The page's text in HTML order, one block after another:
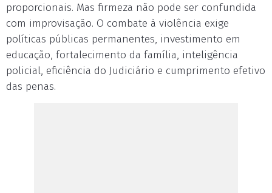
proporcionais. Mas firmeza não pode ser confundida
com improvisação. O combate à violência exige
políticas públicas permanentes, investimento em
educação, fortalecimento da família, inteligência
policial, eficiência do Judiciário e cumprimento efetivo
das penas.